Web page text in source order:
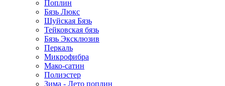
Поплин
Бязь Люкс
Шуйская Бязь
Тейковская бязь
Бязь Эксклюзив
Перкаль
Микрофибра
Мако-сатин
Полиэстер
Зима - Лето поплин